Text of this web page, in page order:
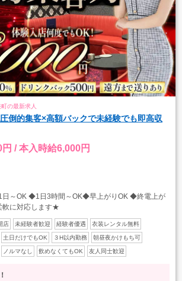
の最新求人
倒的集客×高額バックで未経験でも即高収
/ 本入時給6,000円
～OK ◆1日3時間～OK◆早上がりOK ◆終電上が
軟に対応します★
店 未経験者歓迎 経験者優遇 衣装レンタル無料
土日だけでもOK ３H以内勤務 朝昼夜かけもち可
ノルマなし 飲めなくてもOK 友人同士歓迎